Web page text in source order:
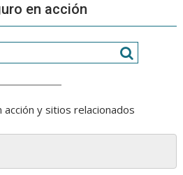
en acción
acción y sitios relacionados